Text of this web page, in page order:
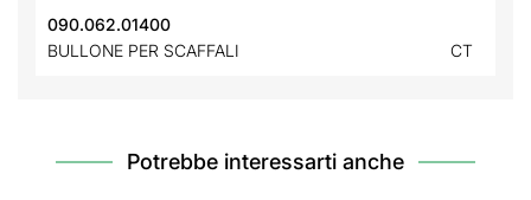
090.062.01400
BULLONE PER SCAFFALI
CT
Potrebbe interessarti anche